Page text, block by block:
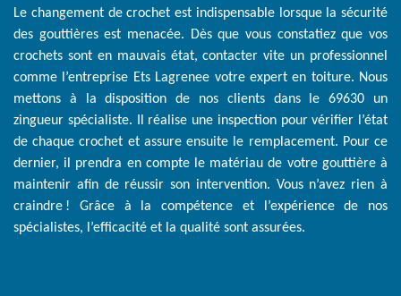
Le changement de crochet est indispensable lorsque la sécurité
des gouttières est menacée. Dès que vous constatiez que vos
crochets sont en mauvais état, contacter vite un professionnel
comme l’entreprise Ets Lagrenee votre expert en toiture. Nous
mettons à la disposition de nos clients dans le 69630 un
zingueur spécialiste. Il réalise une inspection pour vérifier l’état
de chaque crochet et assure ensuite le remplacement. Pour ce
dernier, il prendra en compte le matériau de votre gouttière à
maintenir afin de réussir son intervention. Vous n’avez rien à
craindre ! Grâce à la compétence et l’expérience de nos
spécialistes, l’efficacité et la qualité sont assurées.